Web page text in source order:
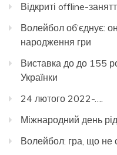
Відкриті offline-
Волейбол об’єднує:
народження гри
Виставка до до 155
Українки
24 лютого 2022-….
Міжнародний день
Волейбол: гра, що не